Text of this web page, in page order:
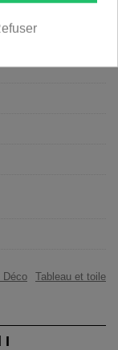
Déco
Tableau et toile
I